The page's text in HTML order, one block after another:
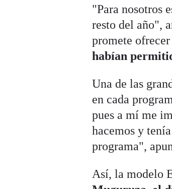
"Para nosotros
resto del año",
promete
habían
Una de las
en cada
pues a mí me
hacemos y
programa",
Así, la modelo